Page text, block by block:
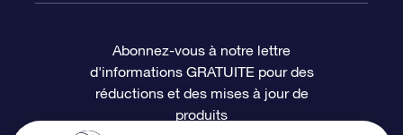
Questions fréquemment posées
Revues
Carte cadeau OSR
Page d’accueil personnalisée
Un million d’étoiles
Informations de paiement
Informations d’expédition
Abonnez-vous à notre lettre
d'informations GRATUITE pour des
réductions et des mises à jour de
produits